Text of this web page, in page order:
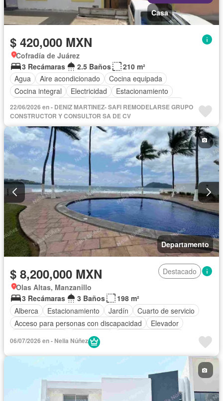
Casa
$ 420,000 MXN
Cofradía de Juárez
3 Recámaras
2.5 Baños
210 m²
Agua
Aire acondicionado
Cocina equipada
Cocina integral
Electricidad
Estacionamiento
Gas natural
Internet Recámara con closet
Wifi
Sin amueblar
22/06/2026 en - DENIZ MARTINEZ- SAFI REMODELARSE GRUPO
CONSTRUCTOR Y CONSULTOR SA DE CV
Departamento
$ 8,200,000 MXN
Destacado
Olas Altas, Manzanillo
3 Recámaras
3 Baños
198 m²
Alberca
Estacionamiento Jardín
Cuarto de servicio
Acceso para personas con discapacidad
Elevador
Electricidad
06/07/2026 en - Nelia Núñez